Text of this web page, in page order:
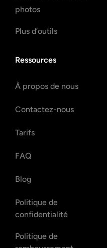
photos
Plus d’outils
Ressources
À propos de nous
Contactez-nous
Tarifs
FAQ
Blog
Politique de
confidentialité
Politique de